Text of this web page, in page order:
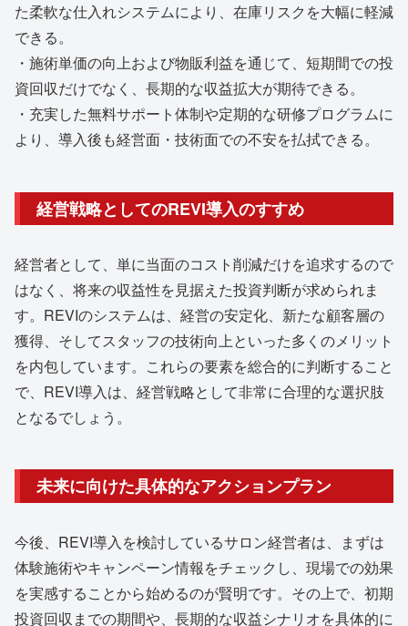
た柔軟な仕入れシステムにより、在庫リスクを大幅に軽減
できる。
・施術単価の向上および物販利益を通じて、短期間での投
資回収だけでなく、長期的な収益拡大が期待できる。
・充実した無料サポート体制や定期的な研修プログラムに
より、導入後も経営面・技術面での不安を払拭できる。
経営戦略としてのREVI導入のすすめ
経営者として、単に当面のコスト削減だけを追求するので
はなく、将来の収益性を見据えた投資判断が求められま
す。REVIのシステムは、経営の安定化、新たな顧客層の
獲得、そしてスタッフの技術向上といった多くのメリット
を内包しています。これらの要素を総合的に判断すること
で、REVI導入は、経営戦略として非常に合理的な選択肢
となるでしょう。
未来に向けた具体的なアクションプラン
今後、REVI導入を検討しているサロン経営者は、まずは
体験施術やキャンペーン情報をチェックし、現場での効果
を実感することから始めるのが賢明です。その上で、初期
投資回収までの期間や、長期的な収益シナリオを具体的に